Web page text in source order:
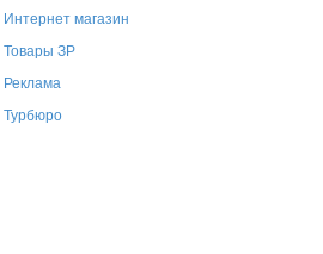
Интернет магазин
Товары ЗР
Реклама
Турбюро